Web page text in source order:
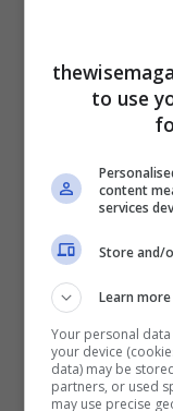
di chi osa
percentuali
conta
punto, viene
quelle
assenti nel
non votano Pd
hanno il venti
Considerare
moda,
to use
content
services
Store and/
Learn more
Your personal
your device
data) may be
partners, or used
may use precise